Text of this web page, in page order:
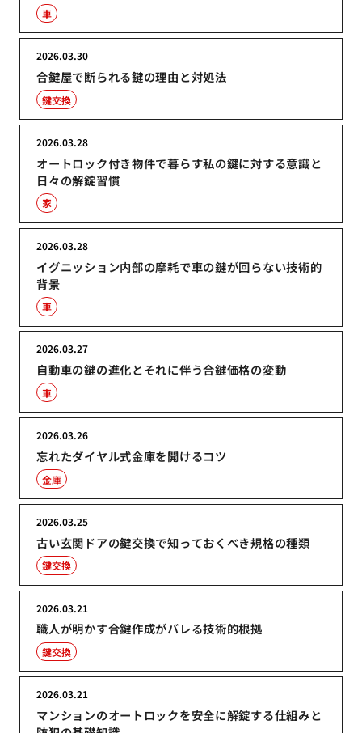
車
合鍵屋で断られる鍵の理由と対処法
2026.03.30
鍵交換
オートロック付き物件で暮らす私の鍵に対する意識と
日々の解錠習慣
2026.03.28
家
イグニッション内部の摩耗で車の鍵が回らない技術的
背景
2026.03.28
車
自動車の鍵の進化とそれに伴う合鍵価格の変動
2026.03.27
車
忘れたダイヤル式金庫を開けるコツ
2026.03.26
金庫
古い玄関ドアの鍵交換で知っておくべき規格の種類
2026.03.25
鍵交換
職人が明かす合鍵作成がバレる技術的根拠
2026.03.21
鍵交換
マンションのオートロックを安全に解錠する仕組みと
2026.03.21